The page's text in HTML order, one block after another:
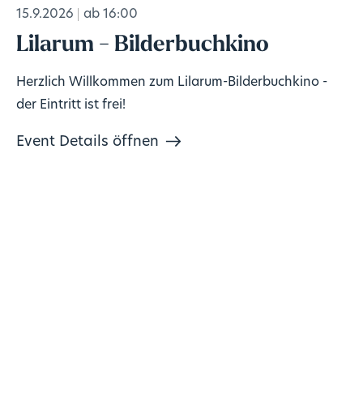
15.9.2026 ab 16:00
Lilarum - Bilderbuchkino
Herzlich Willkommen zum Lilarum-Bilderbuchkino -
der Eintritt ist frei!
Event Details öffnen